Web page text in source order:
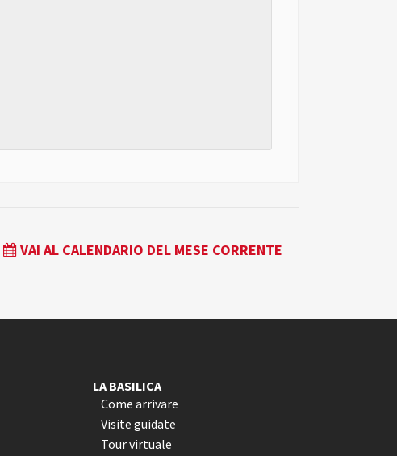
VAI AL CALENDARIO DEL MESE CORRENTE
LA BASILICA
Come arrivare
Visite guidate
Tour virtuale